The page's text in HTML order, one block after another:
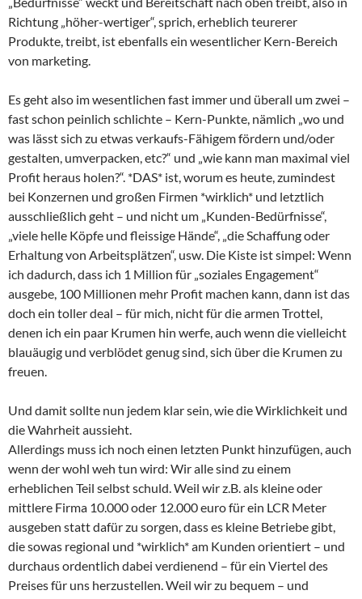
Richtung „höher-wertiger“, sprich, erheblich teurerer
Produkte, treibt, ist ebenfalls ein wesentlicher Kern-Bereich
von marketing.
Es geht also im wesentlichen fast immer und überall um zwei –
fast schon peinlich schlichte – Kern-Punkte, nämlich „wo und
was lässt sich zu etwas verkaufs-Fähigem fördern und/oder
gestalten, umverpacken, etc?“ und „wie kann man maximal viel
Profit heraus holen?“. *DAS* ist, worum es heute, zumindest
bei Konzernen und großen Firmen *wirklich* und letztlich
ausschließlich geht – und nicht um „Kunden-Bedürfnisse“,
„viele helle Köpfe und fleissige Hände“, „die Schaffung oder
Erhaltung von Arbeitsplätzen“, usw. Die Kiste ist simpel: Wenn
ich dadurch, dass ich 1 Million für „soziales Engagement“
ausgebe, 100 Millionen mehr Profit machen kann, dann ist das
doch ein toller deal – für mich, nicht für die armen Trottel,
denen ich ein paar Krumen hin werfe, auch wenn die vielleicht
blauäugig und verblödet genug sind, sich über die Krumen zu
freuen.
Und damit sollte nun jedem klar sein, wie die Wirklichkeit und
die Wahrheit aussieht.
Allerdings muss ich noch einen letzten Punkt hinzufügen, auch
wenn der wohl weh tun wird: Wir alle sind zu einem
erheblichen Teil selbst schuld. Weil wir z.B. als kleine oder
mittlere Firma 10.000 oder 12.000 euro für ein LCR Meter
ausgeben statt dafür zu sorgen, dass es kleine Betriebe gibt,
die sowas regional und *wirklich* am Kunden orientiert – und
durchaus ordentlich dabei verdienend – für ein Viertel des
Preises für uns herzustellen. Weil wir zu bequem – und